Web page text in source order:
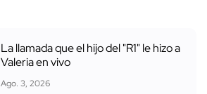
La llamada que el hijo del "R1" le hizo a
Valeria en vivo
Ago. 3, 2026